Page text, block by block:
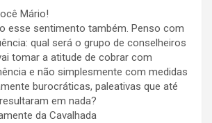
Mário!
esse sentimento também. Penso com
qual será o grupo de conselheiros
tomar a atitude de cobrar com
e não simplesmente com medidas
burocráticas, paleativas que até
em nada?
da Cavalhada